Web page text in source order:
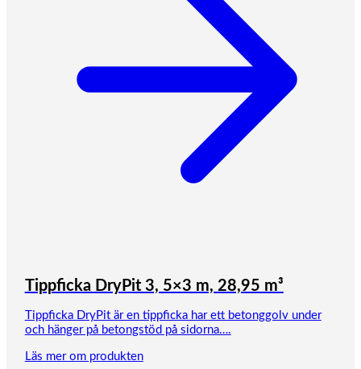
Tippficka DryPit 3, 5×3 m, 28,95 m³
Tippficka DryPit är en tippficka har ett betonggolv under
och hänger på betongstöd på sidorna….
Läs mer om produkten